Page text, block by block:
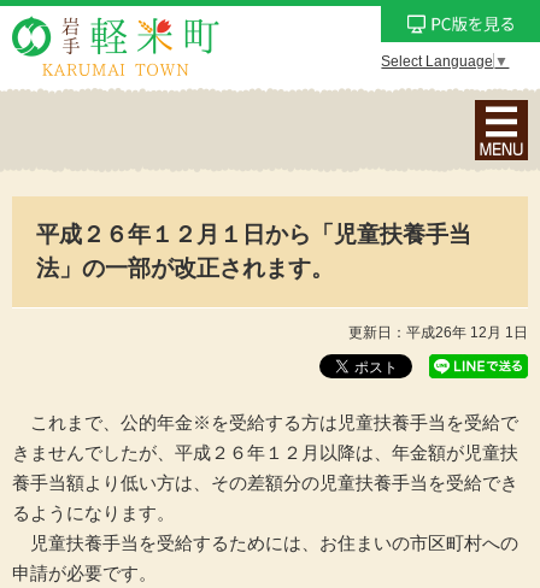
Select Language ▼
ナ
ビ
メ
ニ
ュ
ー
を
表
平成２６年１２月１日から「児童扶養手当
法」の一部が改正されます。
更新日：平成26年 12月 1日
これまで、公的年金※を受給する方は児童扶養手当を受給で
きませんでしたが、平成２６年１２月以降は、年金額が児童扶
養手当額より低い方は、その差額分の児童扶養手当を受給でき
るようになります。
児童扶養手当を受給するためには、お住まいの市区町村への
申請が必要です。